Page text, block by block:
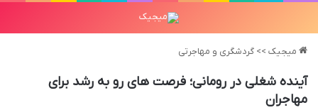
میجیک >> گردشگری و مهاجرتی
آینده شغلی در رومانی؛ فرصت های رو به رشد برای
مهاجران